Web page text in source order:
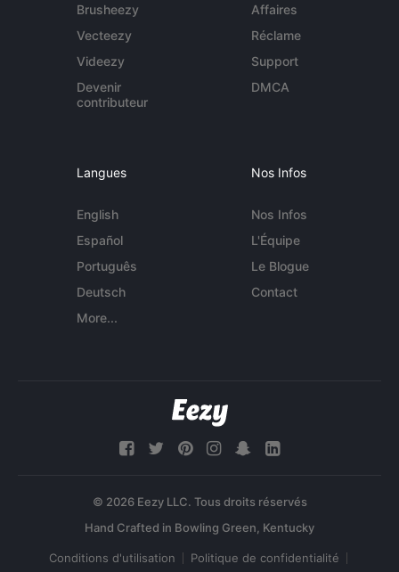
Brusheezy
Vecteezy
Videezy
Devenir
contributeur
Affaires
Réclame
Support
DMCA
Langues
English
Español
Português
Deutsch
More...
Nos Infos
Nos Infos
L'Équipe
Le Blogue
Contact
© 2026 Eezy LLC. Tous droits réservés
Conditions d'utilisation Politique de confidentialité